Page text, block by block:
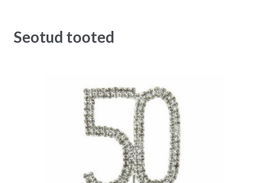
Seotud tooted